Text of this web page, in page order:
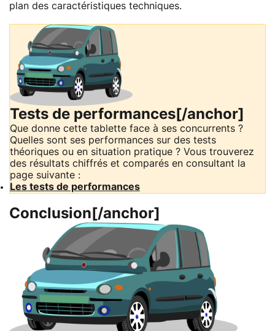
plan des caractéristiques techniques.
Tests de performances[/anchor]
Que donne cette tablette face à ses concurrents ?
Quelles sont ses performances sur des tests
théoriques ou en situation pratique ? Vous trouverez
des résultats chiffrés et comparés en consultant la
page suivante :
Les tests de performances
Conclusion[/anchor]